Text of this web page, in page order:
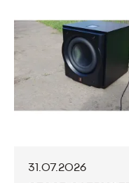
31.07.2026